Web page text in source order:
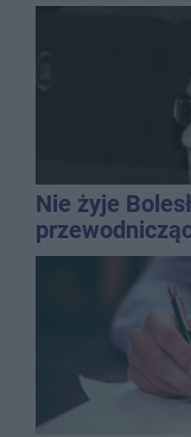
Nie żyje
dyrektor SP 14